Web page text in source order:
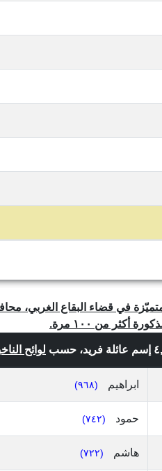
من ١٠٠ مرة.
لوائح
ابراهيم (٩٦٨)
حمود (٧٤٢)
هاشم (٧٢٢)